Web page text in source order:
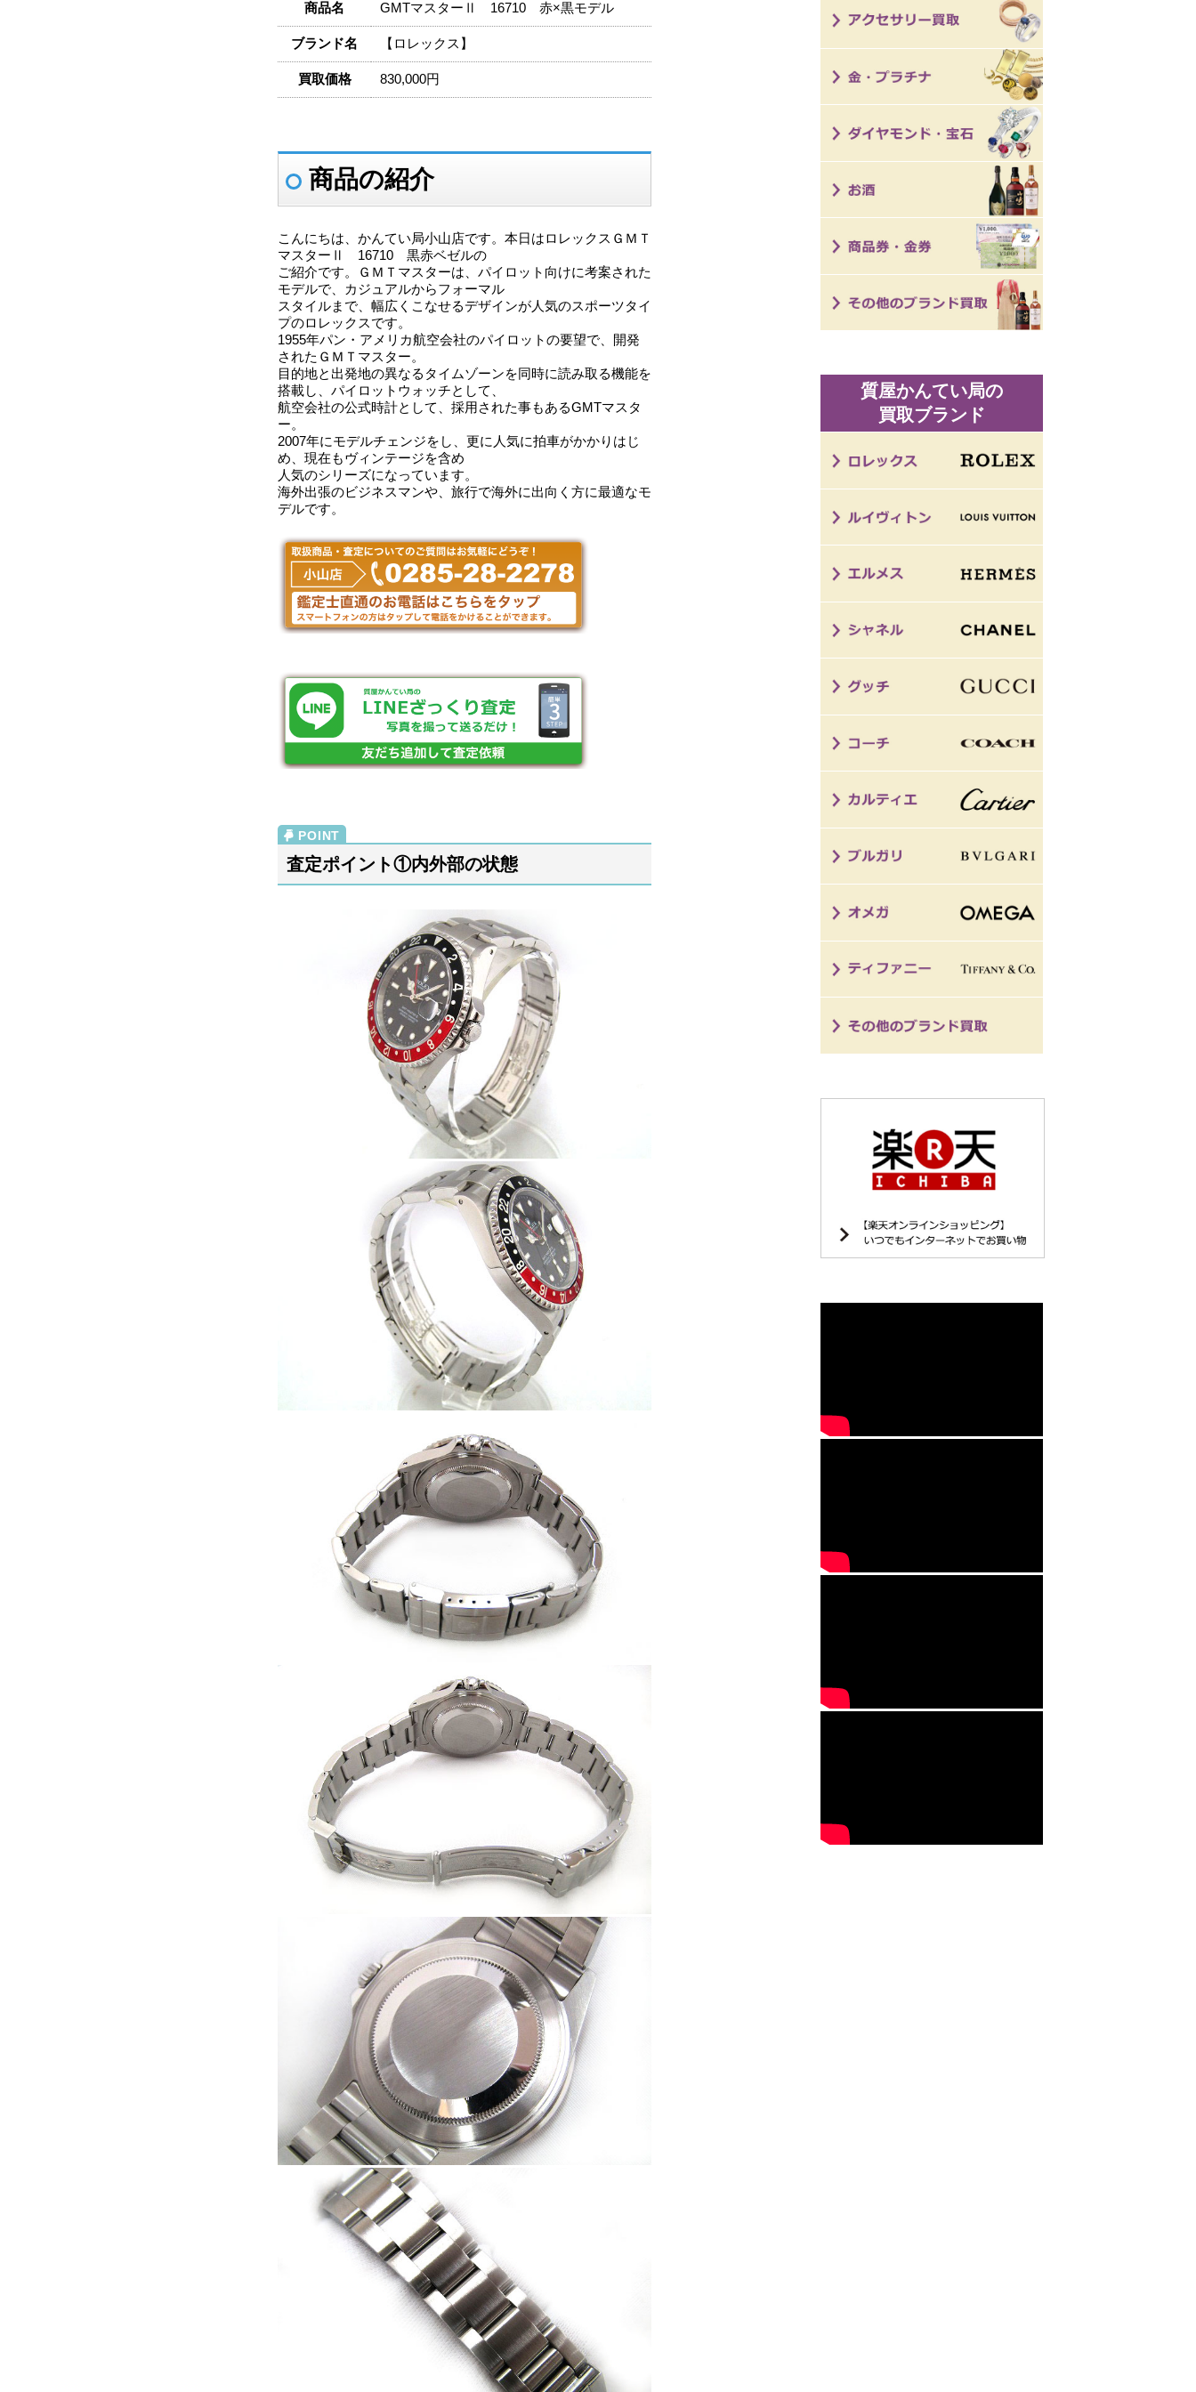
商品名 GMTマスターⅡ 16710 赤×黒モデル
ブランド名 【ロレックス】
買取価格 830,000円
商品の紹介
こんにちは、かんてい局小山店です。本日はロレックスＧＭＴ
マスターⅡ 16710 黒赤ベゼルの
ご紹介です。ＧＭＴマスターは、パイロット向けに考案された
モデルで、カジュアルからフォーマル
スタイルまで、幅広くこなせるデザインが人気のスポーツタイ
プのロレックスです。
1955年パン・アメリカ航空会社のパイロットの要望で、開発
されたＧＭＴマスター。
目的地と出発地の異なるタイムゾーンを同時に読み取る機能を
搭載し、パイロットウォッチとして、
航空会社の公式時計として、採用された事もあるGMTマスタ
ー。
2007年にモデルチェンジをし、更に人気に拍車がかかりはじ
め、現在もヴィンテージを含め
人気のシリーズになっています。
海外出張のビジネスマンや、旅行で海外に出向く方に最適なモ
デルです。
査定ポイント①内外部の状態
質屋かんてい局の
買取ブランド